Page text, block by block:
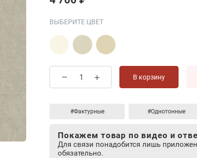
ВЫБЕРИТЕ ЦВЕТ
В корзину
#Фактурные #Однотонные
Покажем товар по видео и
Для связи понадобится лишь
обязательно.